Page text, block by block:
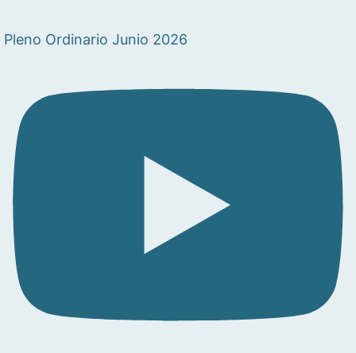
Pleno Ordinario Junio 2026